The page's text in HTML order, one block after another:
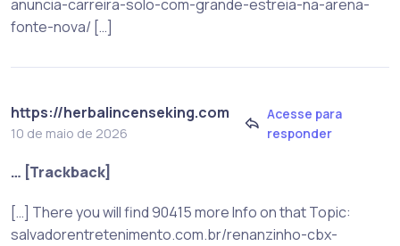
anuncia-carreira-solo-com-grande-estreia-na-arena-
fonte-nova/ […]
https://herbalincenseking.com
10 de maio de 2026
Acesse para
responder
… [Trackback]
[…] There you will find 90415 more Info on that Topic:
salvadorentretenimento.com.br/renanzinho-cbx-